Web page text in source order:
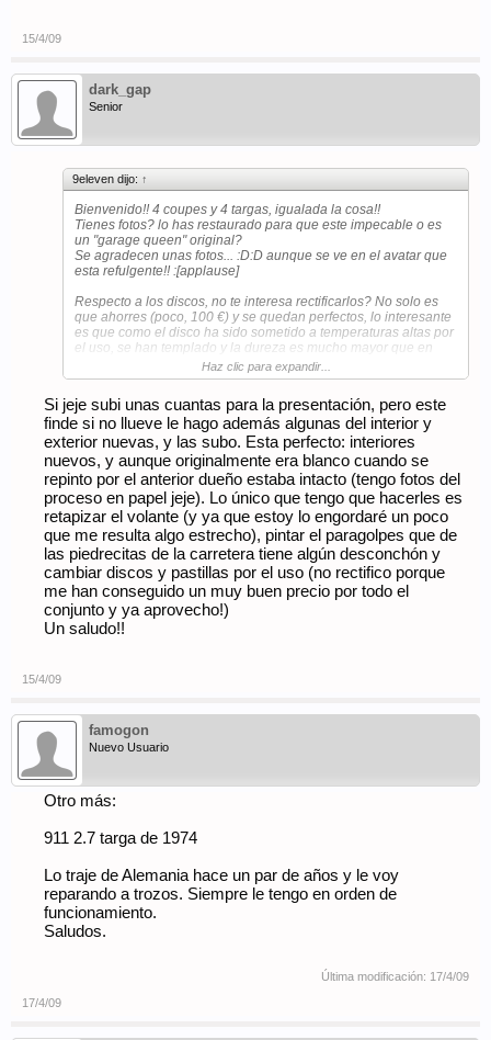
15/4/09
dark_gap
Senior
9eleven dijo: ↑
Bienvenido!! 4 coupes y 4 targas, igualada la cosa!!
Tienes fotos? lo has restaurado para que este impecable o es
un "garage queen" original?
Se agradecen unas fotos... :D:D aunque se ve en el avatar que
esta refulgente!! :[applause]
Respecto a los discos, no te interesa rectificarlos? No solo es
que ahorres (poco, 100 €) y se quedan perfectos, lo interesante
es que como el disco ha sido sometido a temperaturas altas por
el uso, se han templado y la dureza es mucho mayor que en
En el mio, si las tolerancias aun dan para ello voy a hacerlo asi
Haz clic para expandir...
Si jeje subi unas cuantas para la presentación, pero este
finde si no llueve le hago además algunas del interior y
exterior nuevas, y las subo. Esta perfecto: interiores
nuevos, y aunque originalmente era blanco cuando se
repinto por el anterior dueño estaba intacto (tengo fotos del
proceso en papel jeje). Lo único que tengo que hacerles es
retapizar el volante (y ya que estoy lo engordaré un poco
que me resulta algo estrecho), pintar el paragolpes que de
las piedrecitas de la carretera tiene algún desconchón y
cambiar discos y pastillas por el uso (no rectifico porque
me han conseguido un muy buen precio por todo el
conjunto y ya aprovecho!)
Un saludo!!
15/4/09
famogon
Nuevo Usuario
Otro más:
911 2.7 targa de 1974
Lo traje de Alemania hace un par de años y le voy
reparando a trozos. Siempre le tengo en orden de
funcionamiento.
Saludos.
Última modificación: 17/4/09
17/4/09